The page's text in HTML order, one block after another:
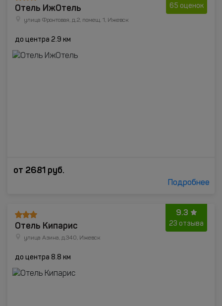
65 оценок
Отель ИжОтель
улица Фронтовая, д.2, помещ. 1, Ижевск
до центра 2.9 км
от 2681 руб.
Подробнее
9.3
23 отзыва
Отель Кипарис
улица Азина, д.340, Ижевск
до центра 8.8 км